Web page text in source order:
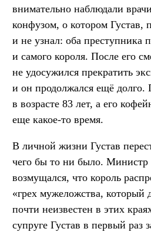
внимательно наблюдали
конфузом, о котором Густав,
и не узнал: оба преступника
и самого короля. После его
не удосужился прекратить
и он продолжался ещё долго.
в возрасте 83 лет, а его
еще какое-то время.
В личной жизни Густав
чего бы то ни было. Министр
возмущался, что король
«грех мужеложства, который
почти неизвестен в этих
супруге Густав в первый раз